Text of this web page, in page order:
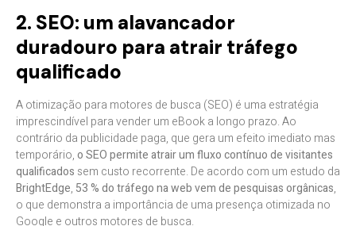
2. SEO: um alavancador
duradouro para atrair tráfego
qualificado
A otimização para motores de busca (SEO) é uma estratégia
imprescindível para vender um eBook a longo prazo. Ao
contrário da publicidade paga, que gera um efeito imediato mas
temporário,o SEO permite atrair um fluxo contínuo de visitantes
qualificados sem custo recorrente. De acordo com um estudo da
BrightEdge, 53 % do tráfego na web vem de pesquisas orgânicas,
o que demonstra a importância de uma presença otimizada no
Google e outros motores de busca.